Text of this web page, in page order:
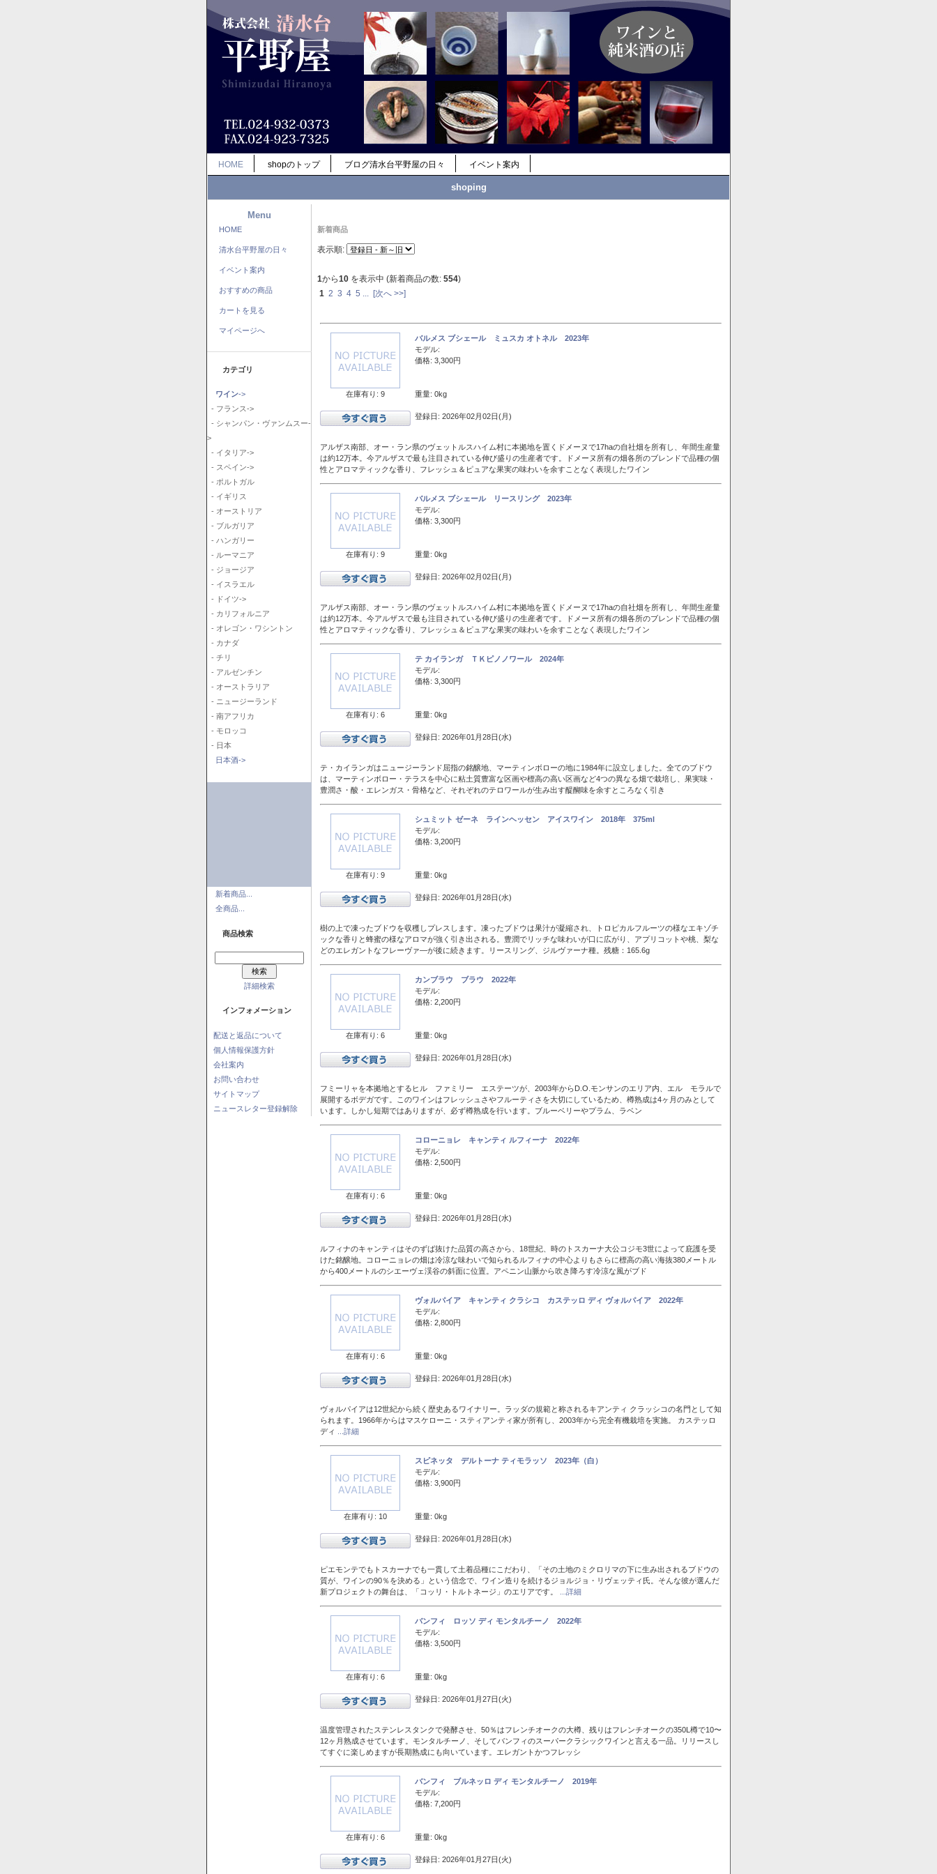
HOME shopのトップ ブログ清水台平野屋の日々 イベント案内
shoping
Menu
HOME
清水台平野屋の日々
イベント案内
おすすめの商品
カートを見る
マイページへ
カテゴリ
ワイン->
- フランス->
- シャンパン・ヴァンムスー-
>
- イタリア->
- スペイン->
- ポルトガル
- イギリス
- オーストリア
- ブルガリア
- ハンガリー
- ルーマニア
- ジョージア
- イスラエル
- ドイツ->
- カリフォルニア
- オレゴン・ワシントン
- カナダ
- チリ
- アルゼンチン
- オーストラリア
- ニュージーランド
- 南アフリカ
- モロッコ
- 日本
日本酒->
新着商品...
全商品...
商品検索
詳細検索
インフォメーション
配送と返品について
個人情報保護方針
会社案内
お問い合わせ
サイトマップ
ニュースレター登録解除
新着商品
表示順:
1から10 を表示中 (新着商品の数: 554)
1 2 3 4 5 [次へ >>]
在庫有り: 9
バルメス ブシェール ミュスカ オトネル 2023年
モデル:
価格: 3,300円
重量: 0kg
登録日: 2026年02月02日(月)
アルザス南部、オー・ラン県のヴェットルスハイム村に本拠地を置くドメーヌで17haの自社畑を所有し、年間生産量
は約12万本。今アルザスで最も注目されている伸び盛りの生産者です。ドメーヌ所有の畑各所のブレンドで品種の個
性とアロマティックな香り、フレッシュ＆ピュアな果実の味わいを余すことなく表現したワイン
在庫有り: 9
バルメス ブシェール リースリング 2023年
モデル:
価格: 3,300円
重量: 0kg
登録日: 2026年02月02日(月)
アルザス南部、オー・ラン県のヴェットルスハイム村に本拠地を置くドメーヌで17haの自社畑を所有し、年間生産量
は約12万本。今アルザスで最も注目されている伸び盛りの生産者です。ドメーヌ所有の畑各所のブレンドで品種の個
性とアロマティックな香り、フレッシュ＆ピュアな果実の味わいを余すことなく表現したワイン
在庫有り: 6
テ カイランガ ＴＫピノノワール 2024年
モデル:
価格: 3,300円
重量: 0kg
登録日: 2026年01月28日(水)
テ・カイランガはニュージーランド屈指の銘醸地、マーティンボローの地に1984年に設立しました。全てのブドウ
は、マーティンボロー・テラスを中心に粘土質豊富な区画や標高の高い区画など4つの異なる畑で栽培し、果実味・
豊潤さ・酸・エレンガス・骨格など、それぞれのテロワールが生み出す醍醐味を余すところなく引き
在庫有り: 9
シュミット ゼーネ ラインヘッセン アイスワイン 2018年 375ml
モデル:
価格: 3,200円
重量: 0kg
登録日: 2026年01月28日(水)
樹の上で凍ったブドウを収穫しプレスします。凍ったブドウは果汁が凝縮され、トロピカルフルーツの様なエキゾチ
ックな香りと蜂蜜の様なアロマが強く引き出される。豊潤でリッチな味わいが口に広がり、アプリコットや桃、梨な
どのエレガントなフレーヴァ―が後に続きます。リースリング、ジルヴァーナ種。残糖：165.6g
在庫有り: 6
カンブラウ ブラウ 2022年
モデル:
価格: 2,200円
重量: 0kg
登録日: 2026年01月28日(水)
フミーリャを本拠地とするヒル ファミリー エステーツが、2003年からD.O.モンサンのエリア内、エル モラルで
展開するボデガです。このワインはフレッシュさやフルーティさを大切にしているため、樽熟成は4ヶ月のみとして
います。しかし短期ではありますが、必ず樽熟成を行います。ブルーベリーやプラム、ラベン
在庫有り: 6
コローニョレ キャンティ ルフィーナ 2022年
モデル:
価格: 2,500円
重量: 0kg
登録日: 2026年01月28日(水)
ルフィナのキャンティはそのずば抜けた品質の高さから、18世紀、時のトスカーナ大公コジモ3世によって庇護を受
けた銘醸地。コローニョレの畑は冷涼な味わいで知られるルフィナの中心よりもさらに標高の高い海抜380メートル
から400メートルのシエーヴェ渓谷の斜面に位置。アペニン山脈から吹き降ろす冷涼な風がブド
在庫有り: 6
ヴォルパイア キャンティ クラシコ カステッロ ディ ヴォルパイア 2022年
モデル:
価格: 2,800円
重量: 0kg
登録日: 2026年01月28日(水)
ヴォルパイアは12世紀から続く歴史あるワイナリー。ラッダの規範と称されるキアンティ クラッシコの名門として知
られます。1966年からはマスケローニ・スティアンティ家が所有し、2003年から完全有機栽培を実施。 カステッロ
ディ
...詳細
在庫有り: 10
スピネッタ デルトーナ ティモラッソ 2023年（白）
モデル:
価格: 3,900円
重量: 0kg
登録日: 2026年01月28日(水)
ピエモンテでもトスカーナでも一貫して土着品種にこだわり、「その土地のミクロリマの下に生み出されるブドウの
質が、ワインの90％を決める」という信念で、ワイン造りを続けるジョルジョ・リヴェッティ氏。そんな彼が選んだ
新プロジェクトの舞台は、「コッリ・トルトネージ」のエリアです。
...詳細
在庫有り: 6
バンフィ ロッソ ディ モンタルチーノ 2022年
モデル:
価格: 3,500円
重量: 0kg
登録日: 2026年01月27日(火)
温度管理されたステンレスタンクで発酵させ、50％はフレンチオークの大樽、残りはフレンチオークの350L樽で10〜
12ヶ月熟成させています。モンタルチーノ、そしてバンフィのスーパークラシックワインと言える一品。リリースし
てすぐに楽しめますが長期熟成にも向いています。エレガントかつフレッシ
在庫有り: 6
バンフィ ブルネッロ ディ モンタルチーノ 2019年
モデル:
価格: 7,200円
重量: 0kg
登録日: 2026年01月27日(火)